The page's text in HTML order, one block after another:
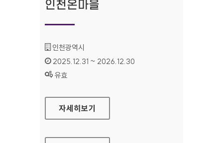
인천온마을
기관명 :
인천광역시
인증기간 :
2025.12.31 ~ 2026.12.30
상태 :
유효
인천온마을
자세히보기